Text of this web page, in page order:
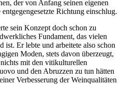
der von Anfang seinen eigenen
Richtung einschlug.
sein Konzept doch schon zu
Fundament, das vielen
ist. Er lebte und arbeitete also schon
Moden, stets davon überzeugt,
mit den vitikulturellen
und den Abruzzen zu tun hätten
Verbesserung der Weinqualitäten